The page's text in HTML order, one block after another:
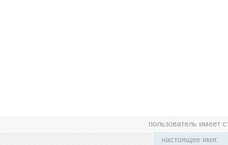
пользователь имеет
настоящее имя: